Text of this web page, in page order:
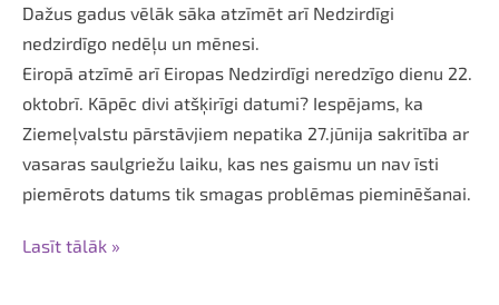
Dažus gadus vēlāk sāka atzīmēt arī Nedzirdīgi
nedzirdīgo nedēļu un mēnesi.
Eiropā atzīmē arī Eiropas Nedzirdīgi neredzīgo dienu 22.
oktobrī. Kāpēc divi atšķirīgi datumi? Iespējams, ka
Ziemeļvalstu pārstāvjiem nepatika 27.jūnija sakritība ar
vasaras saulgriežu laiku, kas nes gaismu un nav īsti
piemērots datums tik smagas problēmas pieminēšanai.
Lasīt tālāk »